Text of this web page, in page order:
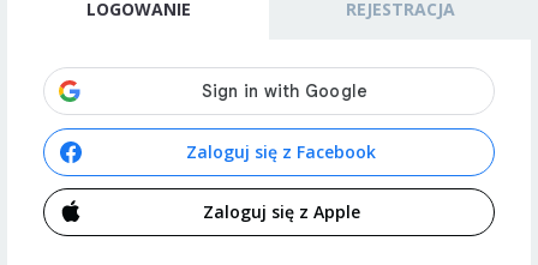
LOGOWANIE REJESTRACJA
Zaloguj się z Facebook
Zaloguj się z Apple